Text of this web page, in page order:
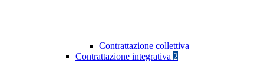
Contrattazione collettiva
Contrattazione integrativa 2